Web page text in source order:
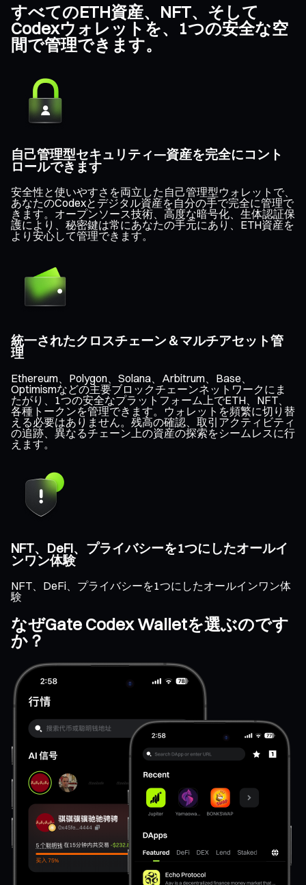
すべてのETH資産、NFT、そして
Codexウォレットを、1つの安全な空
間で管理できます。
自己管理型セキュリティ—資産を完全にコント
ロールできます
安全性と使いやすさを両立した自己管理型ウォレットで、
あなたのCodexとデジタル資産を自分の手で完全に管理で
きます。オープンソース技術、高度な暗号化、生体認証保
護により、秘密鍵は常にあなたの手元にあり、ETH資産を
より安心して管理できます。
統一されたクロスチェーン＆マルチアセット管
理
Ethereum、Polygon、Solana、Arbitrum、Base、
Optimismなどの主要ブロックチェーンネットワークにま
たがり、1つの安全なプラットフォーム上でETH、NFT、
各種トークンを管理できます。ウォレットを頻繁に切り替
える必要はありません。残高の確認、取引アクティビティ
の追跡、異なるチェーン上の資産の探索をシームレスに行
えます。
NFT、DeFi、プライバシーを1つにしたオールイ
ンワン体験
NFT、DeFi、プライバシーを1つにしたオールインワン体
験
なぜGate Codex Walletを選ぶのです
か？